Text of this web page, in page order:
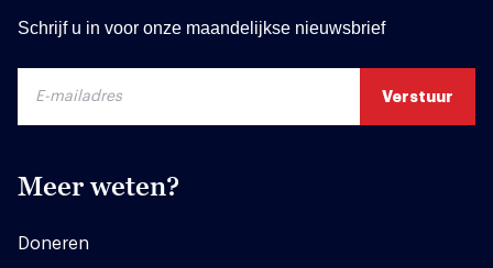
Schrijf u in voor onze maandelijkse nieuwsbrief
Meer weten?
Doneren